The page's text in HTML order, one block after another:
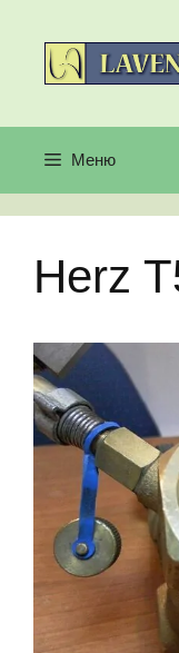
содержимому
Меню
Herz